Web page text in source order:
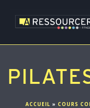
ACCUEIL » COURS